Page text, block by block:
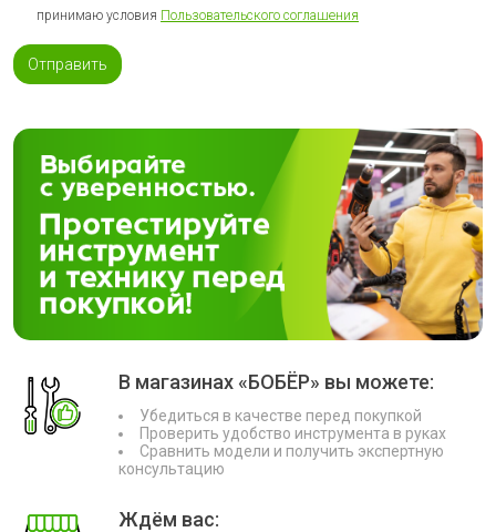
принимаю условия Пользовательского соглашения
Отправить
В магазинах «БОБЁР» вы можете:
Убедиться в качестве перед покупкой
Проверить удобство инструмента в руках
Сравнить модели и получить экспертную
консультацию
Ждём вас: